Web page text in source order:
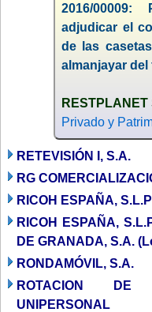
2016/00009:
adjudicar el
de las
almanjayar del
RESTPLANET
Privado y
RETEVISIÓN I, S.A.
RG
RICOH ESPAÑA, S.L.P
RICOH ESPAÑA,
DE GRANADA, S.A.
RONDAMÓVIL, S.A.
ROTACION DE
UNIPERSONAL